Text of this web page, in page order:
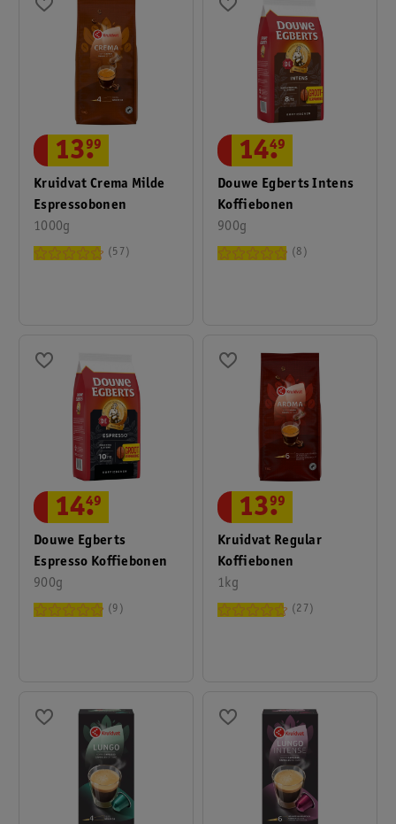
Kruidvat Crema Milde
Espressobonen
1000g
13.
99
57
Douwe Egberts Intens
Koffiebonen
900g
14.
49
8
Douwe Egberts
Espresso Koffiebonen
900g
14.
49
9
Kruidvat Regular
Koffiebonen
1kg
13.
99
27